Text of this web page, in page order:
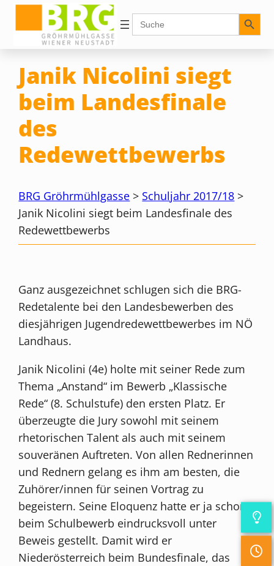
Inhalt
springen
Search
for:
Search Button
Janik Nicolini siegt
beim Landesfinale
des
Redewettbewerbs
BRG Gröhrmühlgasse > Schuljahr 2017/18 >
Janik Nicolini siegt beim Landesfinale des
Redewettbewerbs
Ganz ausgezeichnet schlugen sich die BRG-
Redetalente bei den Landesbewerben des
diesjährigen Jugendredewettbewerbes im NÖ
Landhaus.
Janik Nicolini (4e) holte mit seiner Rede zum
Thema „Anstand“ im Bewerb „Klassische
Rede“ (8. Schulstufe) den ersten Platz. Er
überzeugte die Jury sowohl mit seinem
rhetorischen Talent als auch mit seinem
souveränen Auftreten. Von allen Rednerinnen
und Rednern gelang es ihm am besten, die
Zuhörer/innen für seinen Vortrag zu
begeistern. Seine Eloquenz hatte er ja schon
beim Schulbewerb eindrucksvoll unter
Beweis gestellt. Damit wird er
Niederösterreich beim Bundesfinale, das